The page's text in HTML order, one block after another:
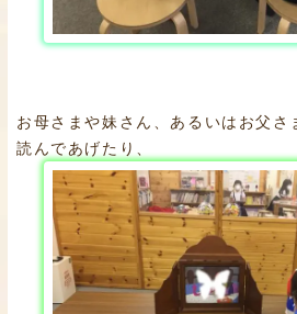
お母さまや妹さん、あるいはお父さ
読んであげたり、